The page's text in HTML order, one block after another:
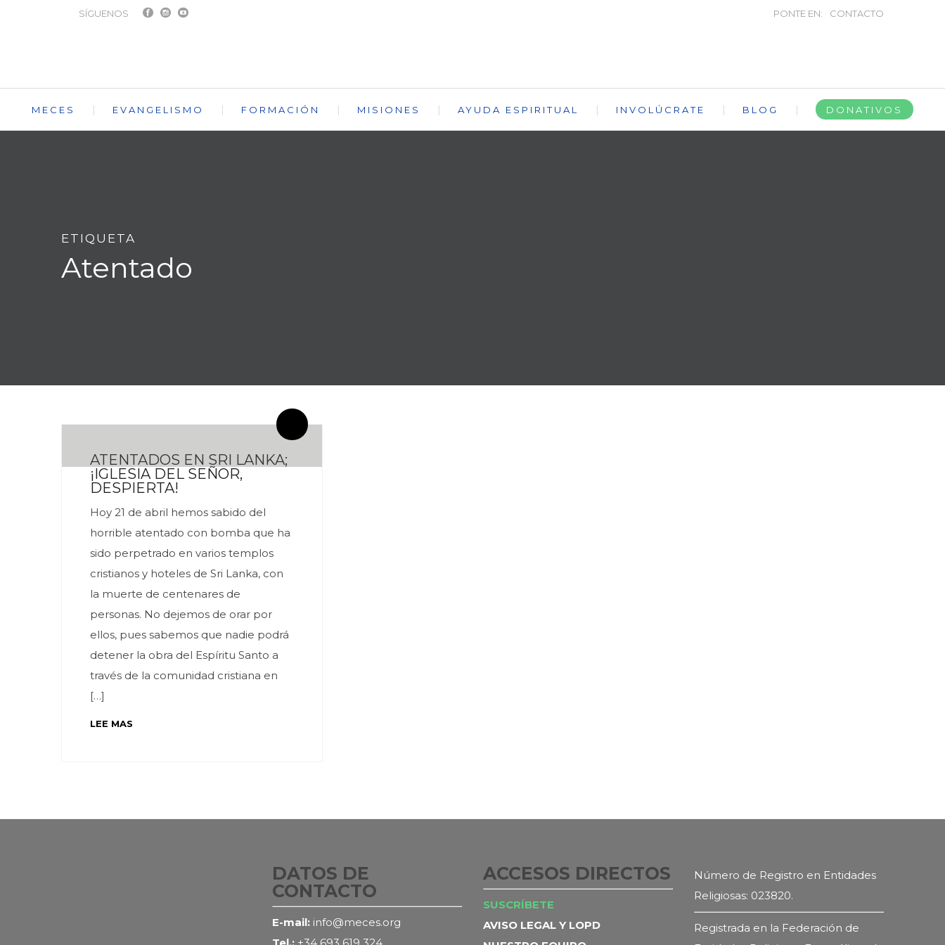
SÍGUENOS PONTE EN: CONTACTO
MECES EVANGELISMO FORMACIÓN MISIONES AYUDA ESPIRITUAL INVOLÚCRATE BLOG DONATIVOS
ETIQUETA
Atentado
ATENTADOS EN SRI LANKA;
¡IGLESIA DEL SEÑOR,
DESPIERTA!
Hoy 21 de abril hemos sabido del
horrible atentado con bomba que ha
sido perpetrado en varios templos
cristianos y hoteles de Sri Lanka, con
la muerte de centenares de
personas. No dejemos de orar por
ellos, pues sabemos que nadie podrá
detener la obra del Espíritu Santo a
través de la comunidad cristiana en
[…]
LEE MAS
DATOS DE
CONTACTO
E-mail: info@meces.org
ACCESOS DIRECTOS
SUSCRÍBETE
AVISO LEGAL Y LOPD
Número de Registro en Entidades
Religiosas: 023820.
Registrada en la Federación de